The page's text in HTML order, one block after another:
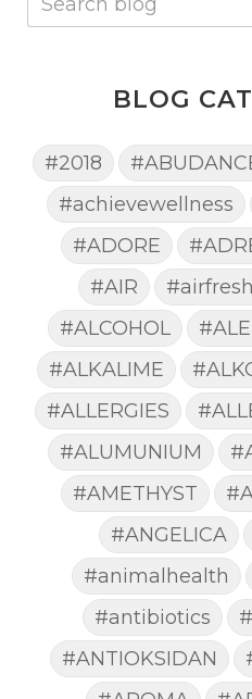
BLOG
#2018
#achievewellness
#ADORE
#AIR
#ALCOHOL
#ALKALIME
#ALLERGIES
#ALUMUNIUM
#AMETHYST
#ANGELICA
#animalhealth
#antibiotics
#ANTIOKSIDAN